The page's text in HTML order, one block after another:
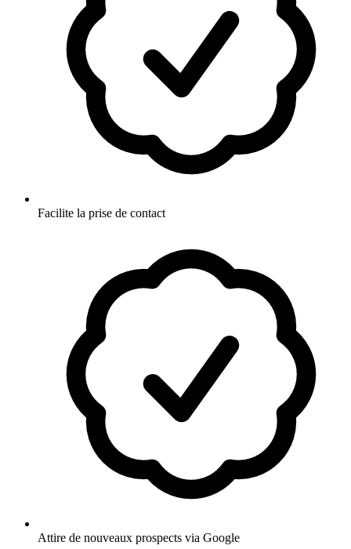
Facilite la prise de contact
Attire de nouveaux prospects via Google